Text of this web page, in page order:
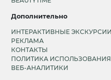
Дополнительно
ИНТЕРАКТИВНЫЕ ЭКСКУРСИИ
РЕКЛАМА
КОНТАКТЫ
ПОЛИТИКА ИСПОЛЬЗОВАНИЯ
ВЕБ-АНАЛИТИКИ